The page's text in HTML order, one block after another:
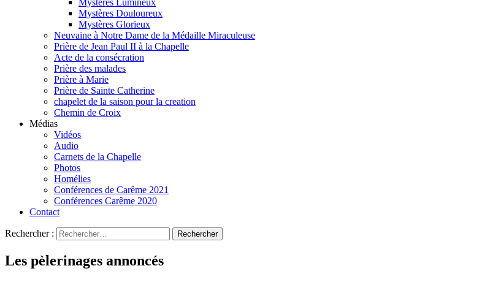
Mystères Douloureux
Mystères Glorieux
Neuvaine à Notre Dame de la Médaille Miraculeuse
Prière de Jean Paul II à la Chapelle
Acte de la consécration
Prière des malades
Prière à Marie
Prière de Sainte Catherine
chapelet de la saison pour la creation
Chemin de Croix
Médias
Vidéos
Audio
Carnets de la Chapelle
Photos
Homélies
Conférences de Carême 2021
Conférences Carême 2020
Contact
Rechercher :
Les pèlerinages annoncés